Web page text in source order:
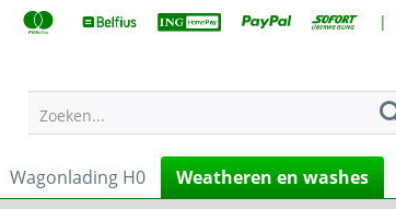
|
Zoeken...
Wagonlading H0 Weatheren en washes